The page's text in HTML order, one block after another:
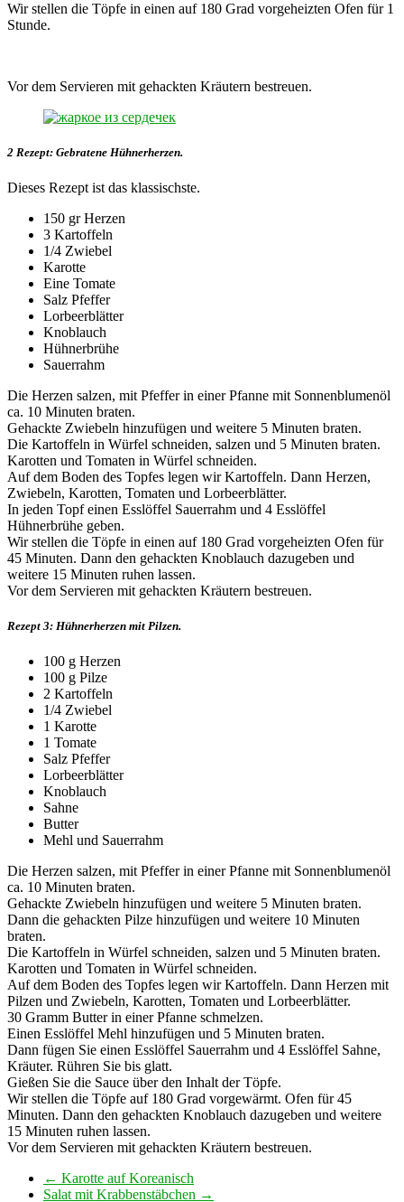
Wir stellen die Töpfe in einen auf 180 Grad vorgeheizten Ofen für 1
Stunde.
Vor dem Servieren mit gehackten Kräutern bestreuen.
2 Rezept: Gebratene Hühnerherzen.
Dieses Rezept ist das klassischste.
150 gr Herzen
3 Kartoffeln
1/4 Zwiebel
Karotte
Eine Tomate
Salz Pfeffer
Lorbeerblätter
Knoblauch
Hühnerbrühe
Sauerrahm
Die Herzen salzen, mit Pfeffer in einer Pfanne mit Sonnenblumenöl
ca. 10 Minuten braten.
Gehackte Zwiebeln hinzufügen und weitere 5 Minuten braten.
Die Kartoffeln in Würfel schneiden, salzen und 5 Minuten braten.
Karotten und Tomaten in Würfel schneiden.
Auf dem Boden des Topfes legen wir Kartoffeln. Dann Herzen,
Zwiebeln, Karotten, Tomaten und Lorbeerblätter.
In jeden Topf einen Esslöffel Sauerrahm und 4 Esslöffel
Hühnerbrühe geben.
Wir stellen die Töpfe in einen auf 180 Grad vorgeheizten Ofen für
45 Minuten. Dann den gehackten Knoblauch dazugeben und
weitere 15 Minuten ruhen lassen.
Vor dem Servieren mit gehackten Kräutern bestreuen.
Rezept 3: Hühnerherzen mit Pilzen.
100 g Herzen
100 g Pilze
2 Kartoffeln
1/4 Zwiebel
1 Karotte
1 Tomate
Salz Pfeffer
Lorbeerblätter
Knoblauch
Sahne
Butter
Mehl und Sauerrahm
Die Herzen salzen, mit Pfeffer in einer Pfanne mit Sonnenblumenöl
ca. 10 Minuten braten.
Gehackte Zwiebeln hinzufügen und weitere 5 Minuten braten.
Dann die gehackten Pilze hinzufügen und weitere 10 Minuten
braten.
Die Kartoffeln in Würfel schneiden, salzen und 5 Minuten braten.
Karotten und Tomaten in Würfel schneiden.
Auf dem Boden des Topfes legen wir Kartoffeln. Dann Herzen mit
Pilzen und Zwiebeln, Karotten, Tomaten und Lorbeerblätter.
30 Gramm Butter in einer Pfanne schmelzen.
Einen Esslöffel Mehl hinzufügen und 5 Minuten braten.
Dann fügen Sie einen Esslöffel Sauerrahm und 4 Esslöffel Sahne,
Kräuter. Rühren Sie bis glatt.
Gießen Sie die Sauce über den Inhalt der Töpfe.
Wir stellen die Töpfe auf 180 Grad vorgewärmt. Ofen für 45
Minuten. Dann den gehackten Knoblauch dazugeben und weitere
15 Minuten ruhen lassen.
Vor dem Servieren mit gehackten Kräutern bestreuen.
← Karotte auf Koreanisch
Salat mit Krabbenstäbchen →